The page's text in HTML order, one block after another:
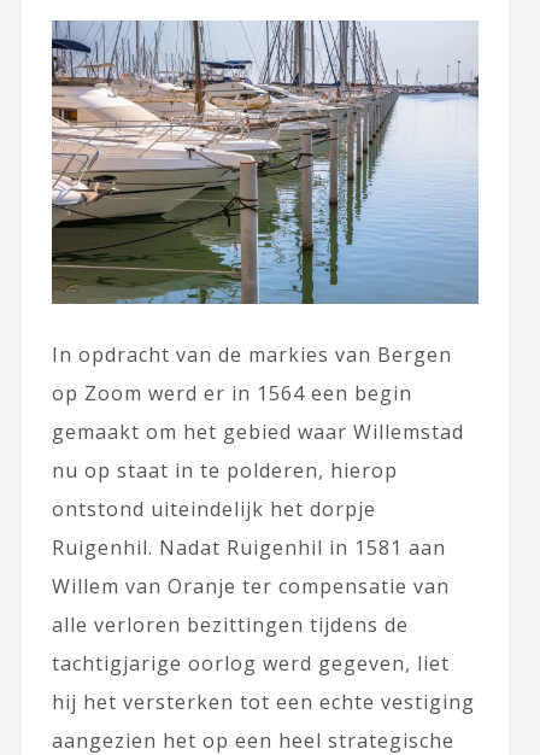
In opdracht van de markies van Bergen
op Zoom werd er in 1564 een begin
gemaakt om het gebied waar Willemstad
nu op staat in te polderen, hierop
ontstond uiteindelijk het dorpje
Ruigenhil. Nadat Ruigenhil in 1581 aan
Willem van Oranje ter compensatie van
alle verloren bezittingen tijdens de
tachtigjarige oorlog werd gegeven, liet
hij het versterken tot een echte vestiging
aangezien het op een heel strategische